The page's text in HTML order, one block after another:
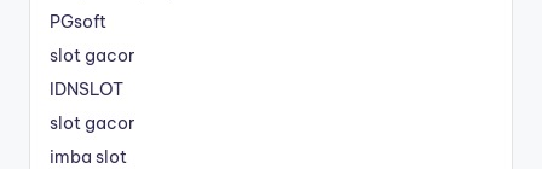
PGsoft
slot gacor
IDNSLOT
slot gacor
imba slot